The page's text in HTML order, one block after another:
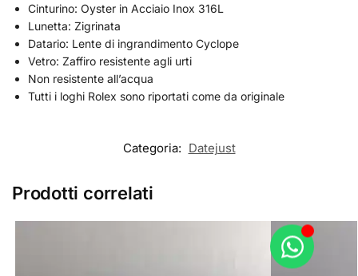
Cinturino: Oyster in Acciaio Inox 316L
Lunetta: Zigrinata
Datario: Lente di ingrandimento Cyclope
Vetro: Zaffiro resistente agli urti
Non resistente all’acqua
Tutti i loghi Rolex sono riportati come da originale
Categoria: Datejust
Prodotti correlati